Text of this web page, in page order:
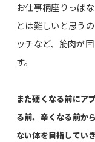
お仕事柄座りっぱ
とは難しいと思う
ッチなど、筋肉が
す。
また硬くなる前にア
る前、辛くなる前か
ない体を目指してい